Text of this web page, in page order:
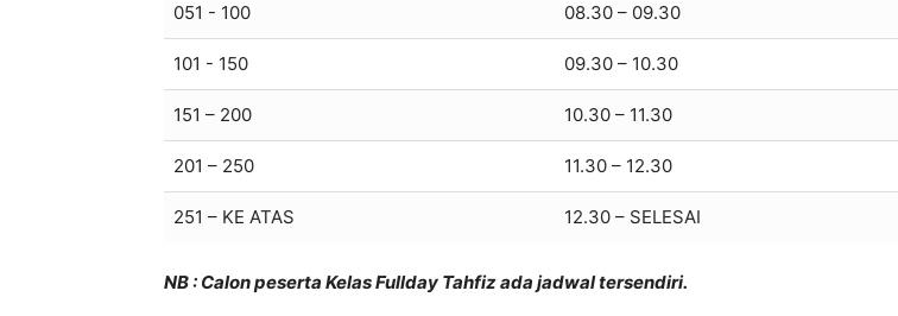
051 - 100 08.30 – 09.30
101 - 150 09.30 – 10.30
151 – 200 10.30 – 11.30
201 – 250 11.30 – 12.30
251 – KE ATAS 12.30 – SELESAI
NB : Calon peserta Kelas Fullday Tahfiz ada jadwal tersendiri.